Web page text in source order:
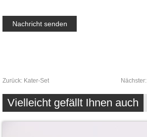
Zurück: Kater-Set Nächster:
Vielleicht gefällt Ihnen auch